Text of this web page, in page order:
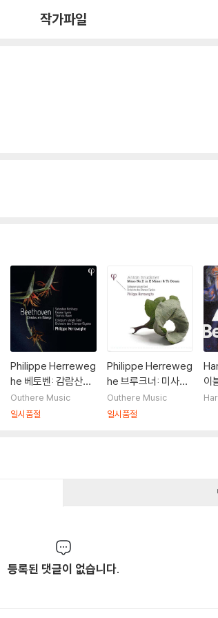
작가파일
Philippe Herreweg
he 베토벤: 감람산의
그리스도 - 필립 헤레
베헤 (Beethoven:
Outhere Music
일시품절
Philippe Herreweg
he 브루크너: 미사곡
2번, 테 데움 (Bruckn
er: Mass No. 2 in E
Outhere Music
일시품절
이
모
등록된 댓글이 없습니다.